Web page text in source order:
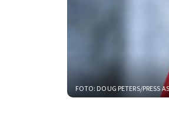
FOTO: DOUG PETERS/PRESS